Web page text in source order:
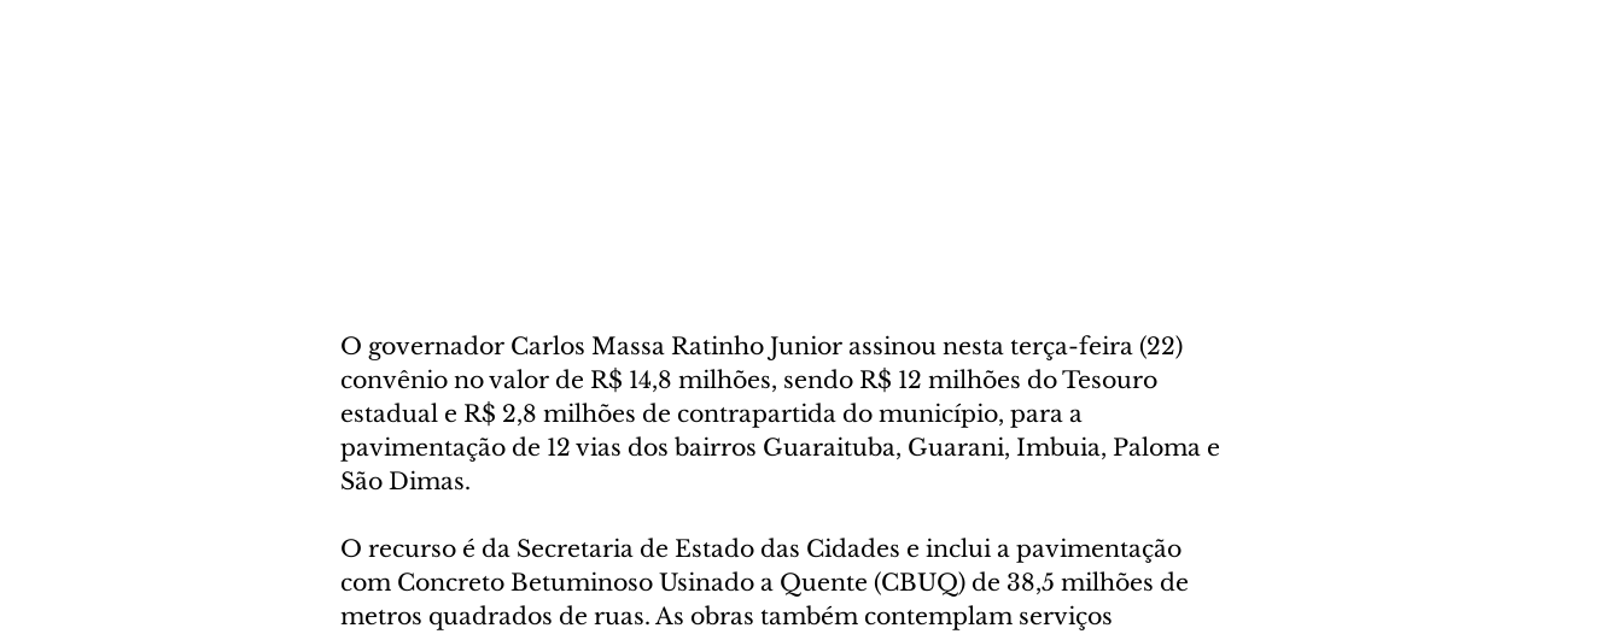
O governador Carlos Massa Ratinho Junior assinou nesta terça-feira (22)
convênio no valor de R$ 14,8 milhões, sendo R$ 12 milhões do Tesouro
estadual e R$ 2,8 milhões de contrapartida do município, para a
pavimentação de 12 vias dos bairros Guaraituba, Guarani, Imbuia, Paloma e
São Dimas.
O recurso é da Secretaria de Estado das Cidades e inclui a pavimentação
com Concreto Betuminoso Usinado a Quente (CBUQ) de 38,5 milhões de
metros quadrados de ruas. As obras também contemplam serviços